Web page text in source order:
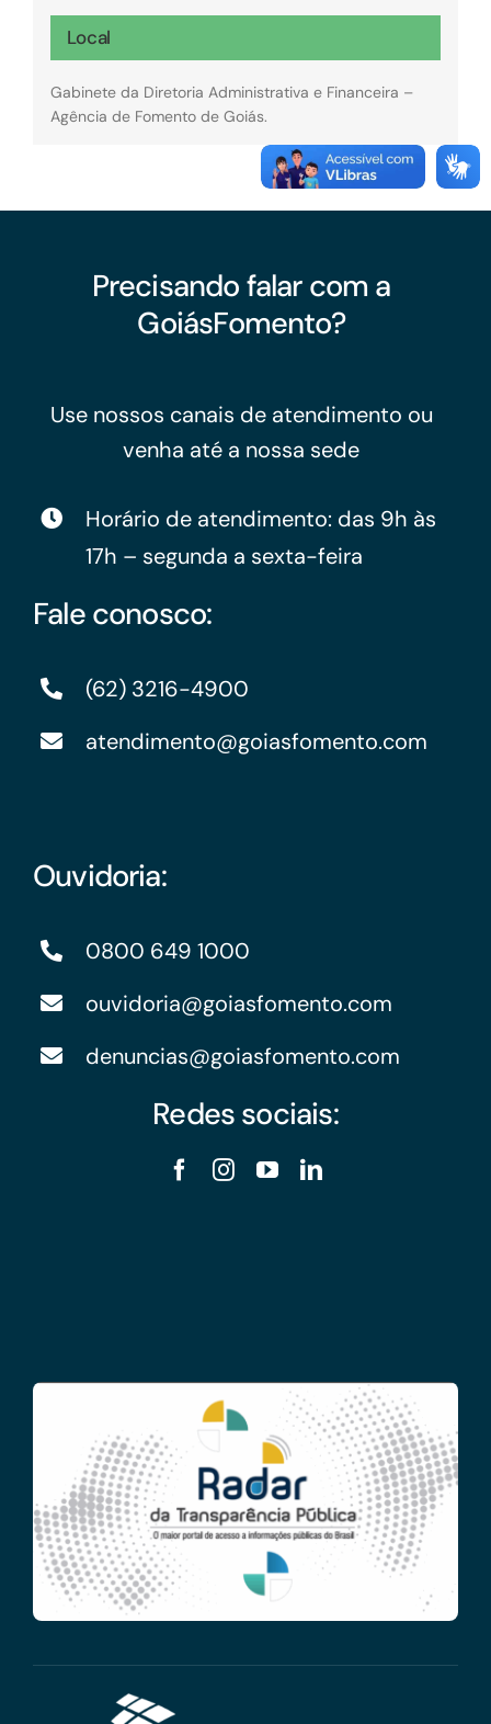
Local
Gabinete da Diretoria Administrativa e Financeira –
Agência de Fomento de Goiás.
Precisando falar com a
GoiásFomento?
Use nossos canais de atendimento ou
venha até a nossa sede
Horário de atendimento: das 9h às
17h – segunda a sexta-feira
Fale conosco:
(62) 3216-4900
atendimento@goiasfomento.com
Ouvidoria:
0800 649 1000
ouvidoria@goiasfomento.com
denuncias@goiasfomento.com
Redes sociais: